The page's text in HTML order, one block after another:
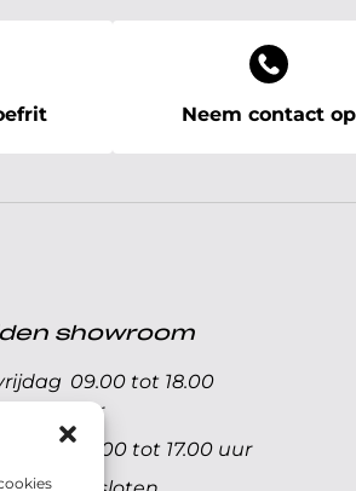
Neem contact op
showroom
09.00 tot 18.00
uur
09.00 tot 17.00 uur